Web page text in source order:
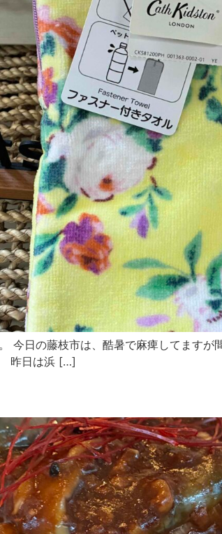
今日の藤枝市は、酷暑で麻痺してます
昨日は浜 […]